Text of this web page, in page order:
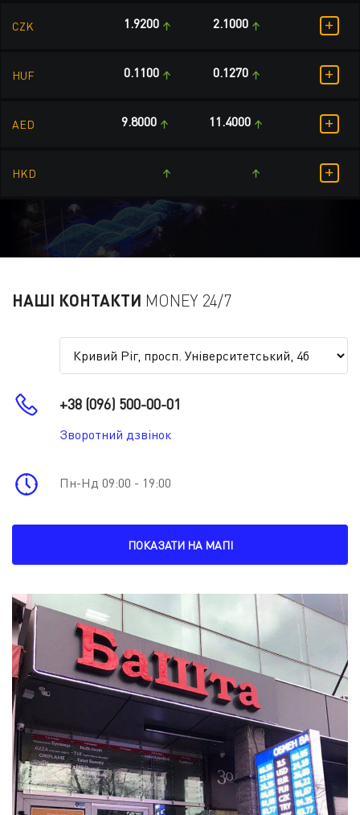
CZK 1.9200 2.1000 +
HUF 0.1100 0.1270 +
AED 9.8000 11.4000 +
HKD +
НАШІ КОНТАКТИ MONEY 24/7
+38 (096) 500-00-01
Зворотний дзвінок
Пн-Нд 09:00 - 19:00
ПОКАЗАТИ НА МАПІ